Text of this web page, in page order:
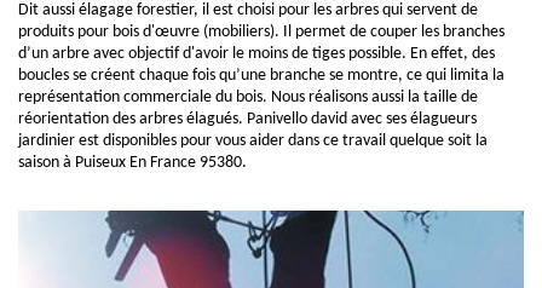
Dit aussi élagage forestier, il est choisi pour les arbres qui servent de
produits pour bois d'œuvre (mobiliers). Il permet de couper les branches
d’un arbre avec objectif d'avoir le moins de tiges possible. En effet, des
boucles se créent chaque fois qu’une branche se montre, ce qui limita la
représentation commerciale du bois. Nous réalisons aussi la taille de
réorientation des arbres élagués. Panivello david avec ses élagueurs
jardinier est disponibles pour vous aider dans ce travail quelque soit la
saison à Puiseux En France 95380.